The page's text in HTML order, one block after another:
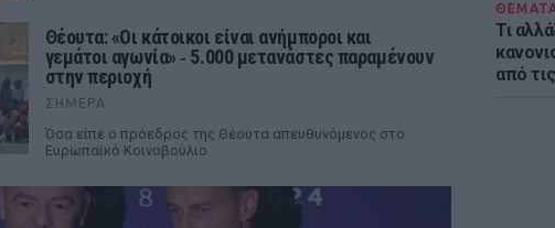
Τι
από
Θέουτα: «Οι κάτοικοι είναι ανήμποροι και
γεμάτοι αγωνία» ‑ 5.000 μετανάστες παραμένουν
στην περιοχή
ΣΉΜΕΡΑ
Όσα είπε ο πρόεδρος της Θέουτα απευθυνόμενος στο
Ευρωπαϊκό Κοινοβούλιο